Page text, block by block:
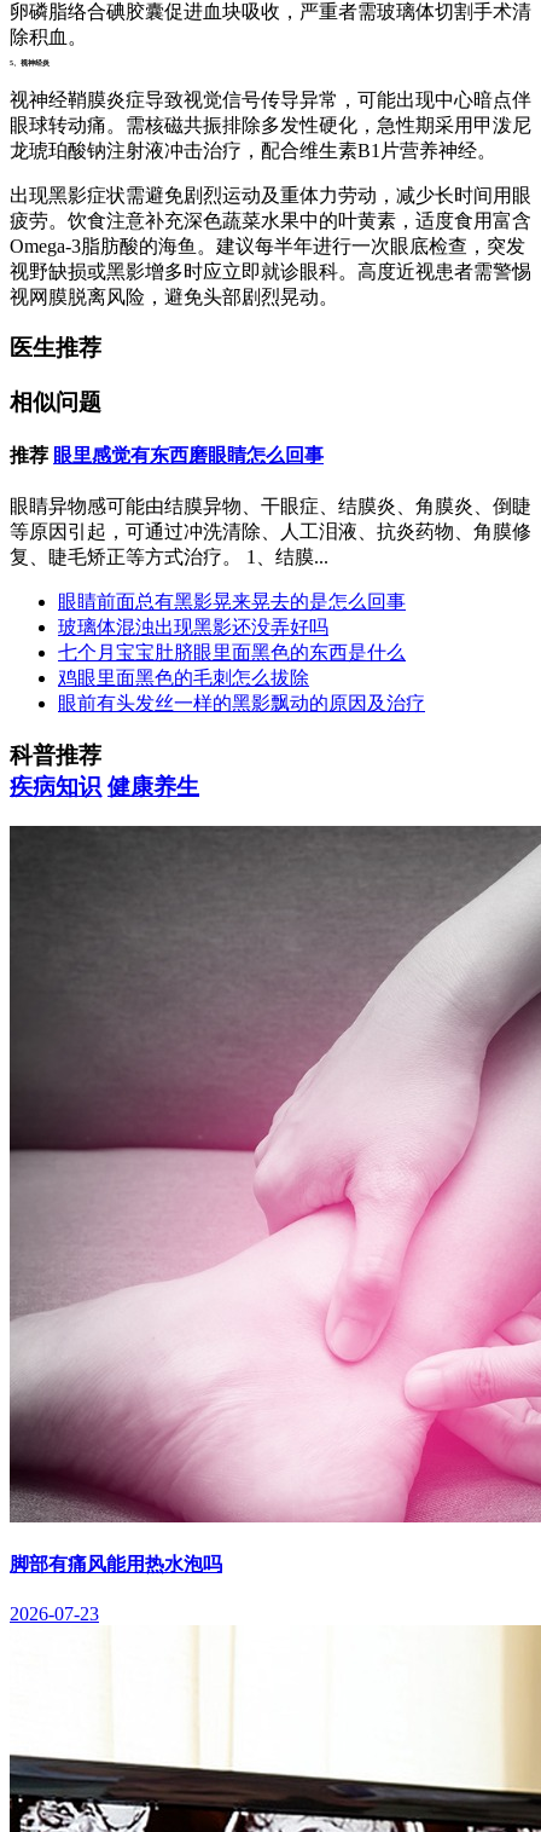
卵磷脂络合碘胶囊促进血块吸收，严重者需玻璃体切割手术清
除积血。
5、视神经炎
视神经鞘膜炎症导致视觉信号传导异常，可能出现中心暗点伴
眼球转动痛。需核磁共振排除多发性硬化，急性期采用甲泼尼
龙琥珀酸钠注射液冲击治疗，配合维生素B1片营养神经。
出现黑影症状需避免剧烈运动及重体力劳动，减少长时间用眼
疲劳。饮食注意补充深色蔬菜水果中的叶黄素，适度食用富含
Omega-3脂肪酸的海鱼。建议每半年进行一次眼底检查，突发
视野缺损或黑影增多时应立即就诊眼科。高度近视患者需警惕
视网膜脱离风险，避免头部剧烈晃动。
医生推荐
相似问题
推荐 眼里感觉有东西磨眼睛怎么回事
眼睛异物感可能由结膜异物、干眼症、结膜炎、角膜炎、倒睫
等原因引起，可通过冲洗清除、人工泪液、抗炎药物、角膜修
复、睫毛矫正等方式治疗。 1、结膜...
眼睛前面总有黑影晃来晃去的是怎么回事
玻璃体混浊出现黑影还没弄好吗
七个月宝宝肚脐眼里面黑色的东西是什么
鸡眼里面黑色的毛刺怎么拔除
眼前有头发丝一样的黑影飘动的原因及治疗
科普推荐
疾病知识 健康养生
脚部有痛风能用热水泡吗
2026-07-23